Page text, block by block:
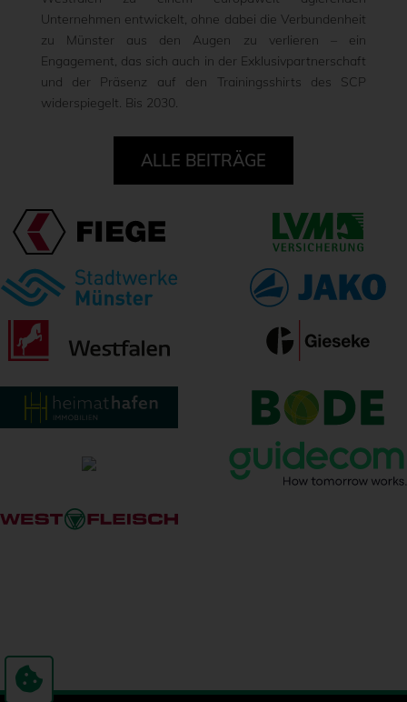
Unternehmen entwickelt, ohne dabei die Verbundenheit
zu Münster aus den Augen zu verlieren – ein
Engagement, das sich auch in der Exklusivpartnerschaft
und der Präsenz auf den Trainingsshirts des SCP
widerspiegelt. Bis 2030.
ALLE BEITRÄGE